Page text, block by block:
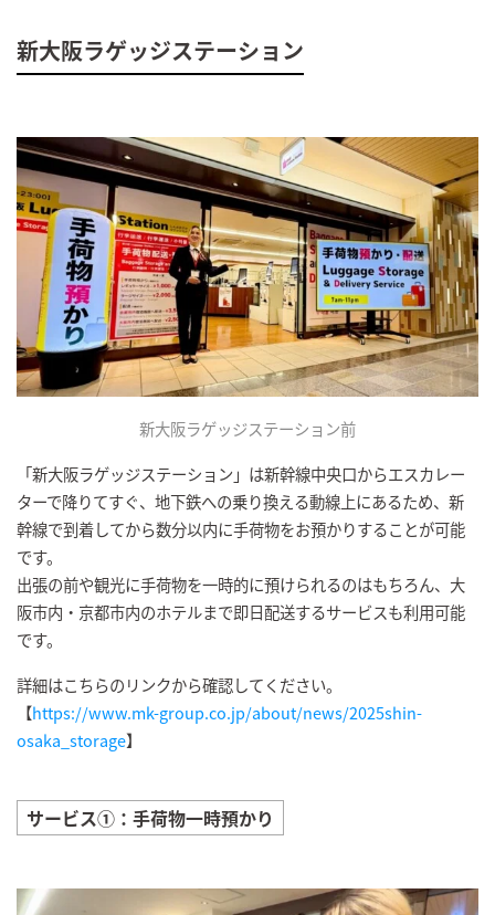
新大阪ラゲッジステーション
新大阪ラゲッジステーション前
「新大阪ラゲッジステーション」は新幹線中央口からエスカレー
ターで降りてすぐ、地下鉄への乗り換える動線上にあるため、新
幹線で到着してから数分以内に手荷物をお預かりすることが可能
です。
出張の前や観光に手荷物を一時的に預けられるのはもちろん、大
阪市内・京都市内のホテルまで即日配送するサービスも利用可能
です。
詳細はこちらのリンクから確認してください。
【https://www.mk-group.co.jp/about/news/2025shin-
osaka_storage】
サービス①：手荷物一時預かり